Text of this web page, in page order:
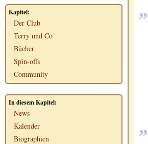
Kapitel:
Der Club
Terry und Co
Bücher
Spin-offs
Community
In diesem Kapitel:
News
Kalender
Biographien
„
„